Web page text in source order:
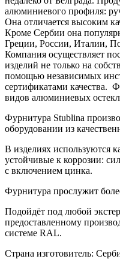
алюминиевого профиля:
Она отличается высоким
Кроме Сербии она
Греции, России, Италии,
Компания осуществляет
изделий не только на
помощью независимых
сертификатами качества.
видов алюминиевых
Фурнитура Stublina
оборудовании из
В изделиях используются
устойчивые к коррозии:
с включением цинка.
Фурнитура прослужит
Подойдёт под любой
предоставленному
системе RAL.
Страна изготовитель: